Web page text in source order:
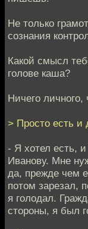
Не только
сознания
Какой смысл
голове каша?
Ничего личного,
> Просто есть и
- Я хотел есть,
Иванову. Мне
да, прежде чем
потом зарезал,
я голодал.
стороны, я был